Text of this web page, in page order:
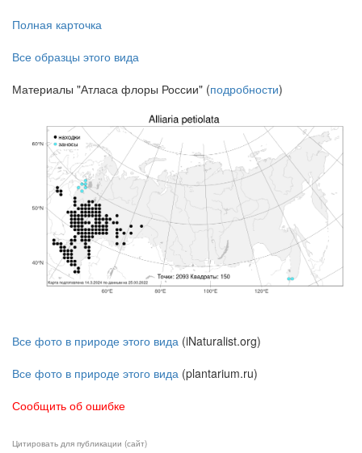
Полная карточка
Все образцы этого вида
Материалы "Атласа флоры России" (подробности)
Все фото в природе этого вида (iNaturalist.org)
Все фото в природе этого вида (plantarium.ru)
Сообщить об ошибке
Цитировать для публикации (сайт)